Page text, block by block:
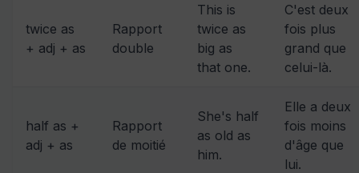
twice as
+ adj + as
Rapport
double
This is
twice as
big as
that one.
C'est deux
fois plus
grand que
celui-là.
half as +
adj + as
Rapport
de moitié
She's half
as old as
him.
Elle a deux
fois moins
d'âge que
lui.